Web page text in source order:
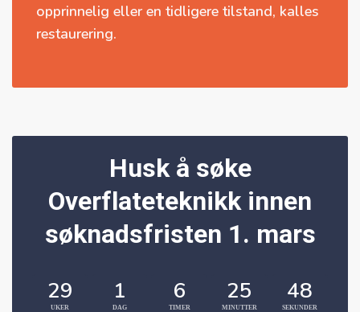
opprinnelig eller en tidligere tilstand, kalles
restaurering.
Husk å søke
Overflateteknikk innen
søknadsfristen 1. mars
29
UKER
1
DAG
6
TIMER
25
MINUTTER
47
SEKUNDER